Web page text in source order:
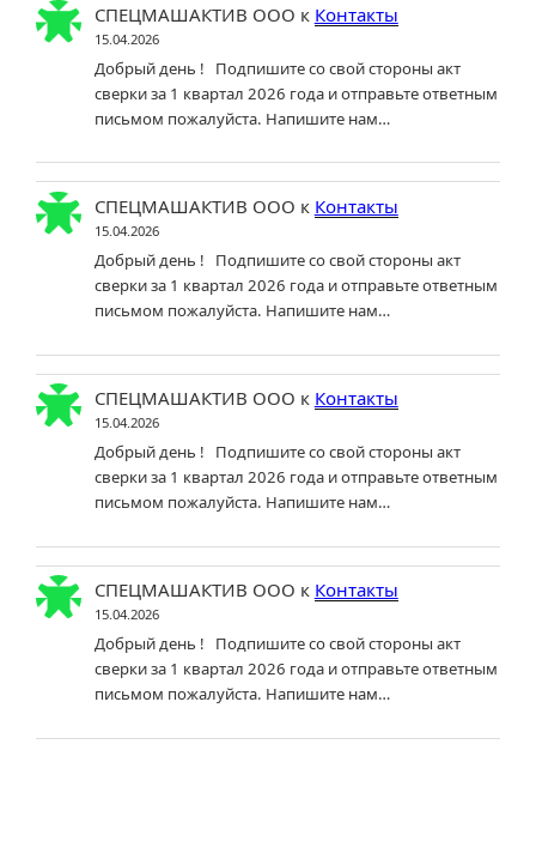
СПЕЦМАШАКТИВ ООО к Контакты
15.04.2026
Добрый день ! Подпишите со свой стороны акт
сверки за 1 квартал 2026 года и отправьте ответным
письмом пожалуйста. Напишите нам…
СПЕЦМАШАКТИВ ООО к Контакты
15.04.2026
Добрый день ! Подпишите со свой стороны акт
сверки за 1 квартал 2026 года и отправьте ответным
письмом пожалуйста. Напишите нам…
СПЕЦМАШАКТИВ ООО к Контакты
15.04.2026
Добрый день ! Подпишите со свой стороны акт
сверки за 1 квартал 2026 года и отправьте ответным
письмом пожалуйста. Напишите нам…
СПЕЦМАШАКТИВ ООО к Контакты
15.04.2026
Добрый день ! Подпишите со свой стороны акт
сверки за 1 квартал 2026 года и отправьте ответным
письмом пожалуйста. Напишите нам…